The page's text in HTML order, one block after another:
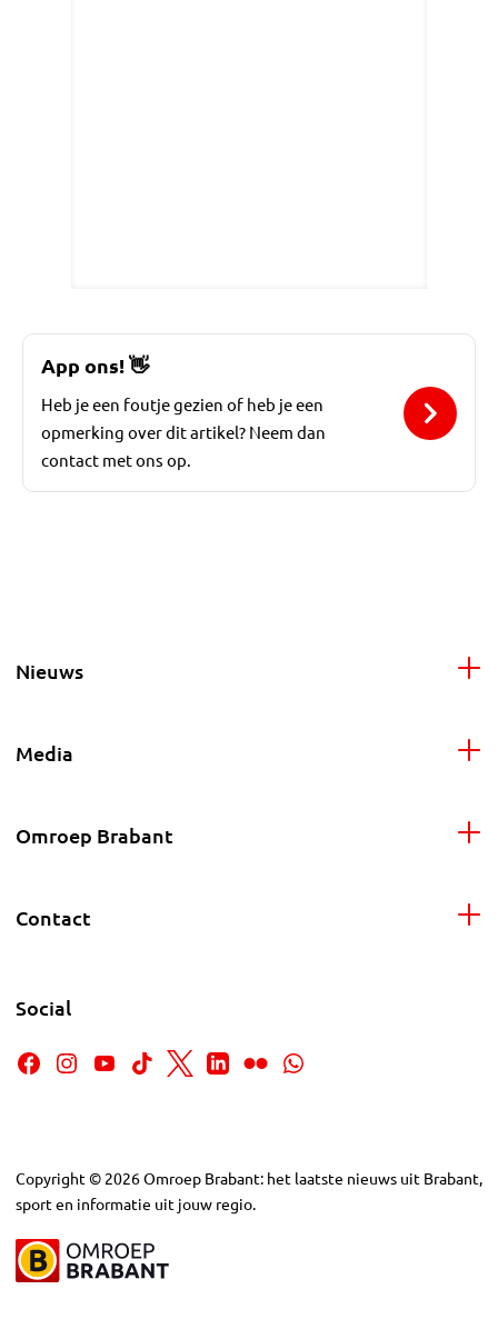
App ons!👋
Heb je een foutje gezien of heb je een
opmerking over dit artikel? Neem dan
contact met ons op.
Nieuws
Media
Omroep Brabant
Contact
Social
Copyright © 2026Omroep Brabant: het laatste nieuws uit Brabant,
sport en informatie uit jouw regio.